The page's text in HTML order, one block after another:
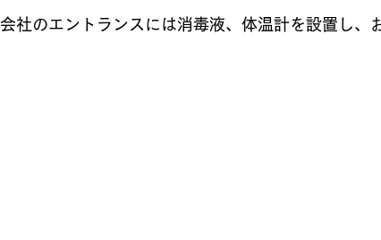
会社のエントランスには消毒液、体温計を設置し、